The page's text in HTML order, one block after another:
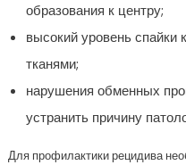
образования к центру;
высокий уровень
тканями;
нарушения обменных
устранить причину
Для профилактики рецидива